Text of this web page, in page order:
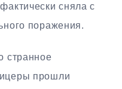
сняла с
поражения.
странное
прошли